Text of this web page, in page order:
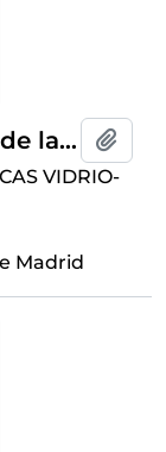
1. Portada de un programa de la ópera "El anillo de los Nibelungos", de Richard Wagner
VIDRIO-
Madrid